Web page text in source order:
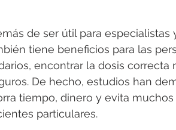
de ser útil para especialistas
tiene beneficios para las
encontrar la dosis correcta
De hecho, estudios han
tiempo, dinero y evita
particulares.